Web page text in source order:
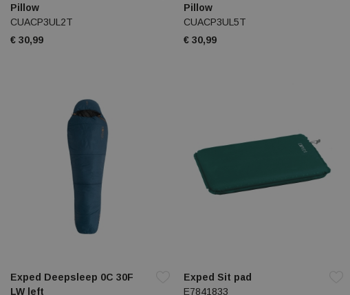
Pillow
CUACP3UL2T
€ 30,99
Pillow
CUACP3UL5T
€ 30,99
Exped Deepsleep 0C 30F
LW left
Exped Sit pad
E7841833